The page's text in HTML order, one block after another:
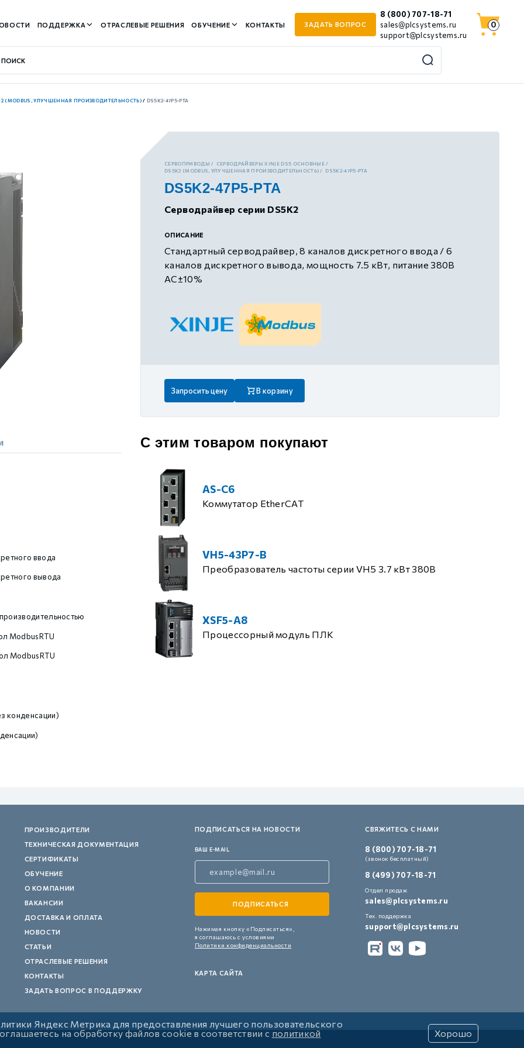
ПОДДЕРЖКА ОТРАСЛЕВЫЕ РЕШЕНИЯ ОБУЧЕНИЕ КОНТАКТЫ ЗАДАТЬ ВОПРОС
8 (800) 707-18-71
sales@plcsystems.ru
support@plcsystems.ru
0
(MODBUS, УЛУЧШЕННАЯ ПРОИЗВОДИТЕЛЬНОСТЬ) / DS5K2-47P5-PTA
СЕРВОПРИВОДЫ
СЕРВОДРАЙВЕРЫ XINJE DS5 ОСНОВНЫЕ
DS5K2 (MODBUS, УЛУЧШЕННАЯ ПРОИЗВОДИТЕЛЬНОСТЬ)
DS5K2-47P5-PTA
DS5K2-47P5-PTA
Серводрайвер серии DS5K2
ОПИСАНИЕ
Стандартный серводрайвер, 8 каналов дискретного ввода / 6
каналов дискретного вывода, мощность 7.5 кВт, питание 380В
AC±10%
Запросить цену В корзину
ввода
вывода
ModbusRTU
ModbusRTU
конденсации)
С этим товаром покупают
AS-C6
Коммутатор EtherCAT
VH5-43P7-B
Преобразователь частоты серии VH5 3.7 кВт 380В
XSF5-A8
Процессорный модуль ПЛК
ПРОИЗВОДИТЕЛИ
ТЕХНИЧЕСКАЯ ДОКУМЕНТАЦИЯ
СЕРТИФИКАТЫ
ОБУЧЕНИЕ
О КОМПАНИИ
ВАКАНСИИ
ДОСТАВКА И ОПЛАТА
НОВОСТИ
СТАТЬИ
ОТРАСЛЕВЫЕ РЕШЕНИЯ
КОНТАКТЫ
ЗАДАТЬ ВОПРОС В ПОДДЕРЖКУ
ПОДПИСАТЬСЯ НА НОВОСТИ
ВАШ E-MAIL
Нажимая кнопку «Подписаться»,
я соглашаюсь с условиями
Политики конфиденциальности
КАРТА САЙТА
СВЯЖИТЕСЬ С НАМИ
8 (800) 707-18-71
(звонок бесплатный)
8 (499) 707-18-71
Отдел продаж
sales@plcsystems.ru
Тех. поддержка
support@plcsystems.ru
с разомкнутым контуром)
контуром)
Яндекс Метрика для предоставления лучшего пользовательского
на обработку файлов cookie в соответствии с политикой
Хорошо